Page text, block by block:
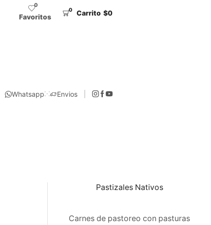
0
Favoritos
0 Carrito $0
Whatsapp Envios
Pastizales Nativos
Carnes de pastoreo con pasturas